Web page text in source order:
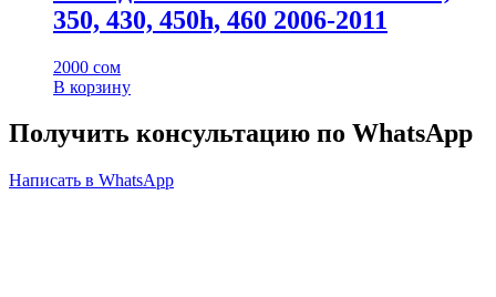
350, 430, 450h, 460 2006-2011
2000 сом
В корзину
Получить консультацию по WhatsApp
Написать в WhatsApp